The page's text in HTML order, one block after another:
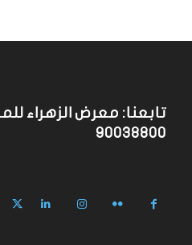
تابعنا: معرض الزهراء
90038800